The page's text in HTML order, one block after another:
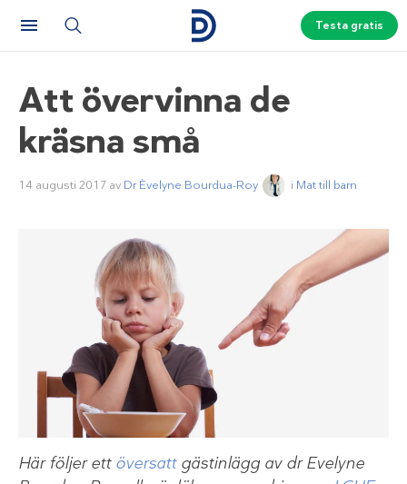
Testa gratis
Att övervinna de
kräsna små
14 augusti 2017 av Dr Èvelyne Bourdua-Roy i Mat till barn
Här följer ett översattgästinlägg av dr Evelyne